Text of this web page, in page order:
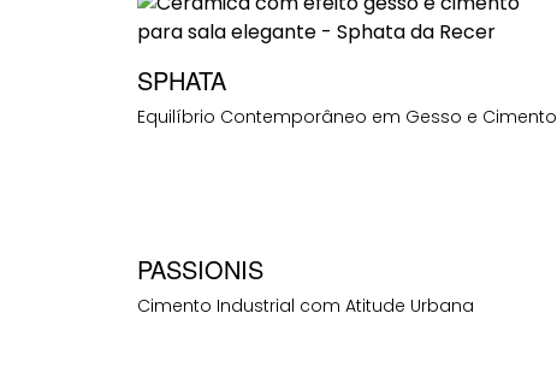
SPHATA
Equilíbrio Contemporâneo em Gesso e Cimento
PASSIONIS
Cimento Industrial com Atitude Urbana